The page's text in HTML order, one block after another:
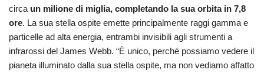
circa un milione di miglia, completando la sua orbita in 7,8
ore. La sua stella ospite emette principalmente raggi gamma e
particelle ad alta energia, entrambi invisibili agli strumenti a
infrarossi del James Webb. “È unico, perché possiamo vedere il
pianeta illuminato dalla sua stella ospite, ma non vediamo affatto